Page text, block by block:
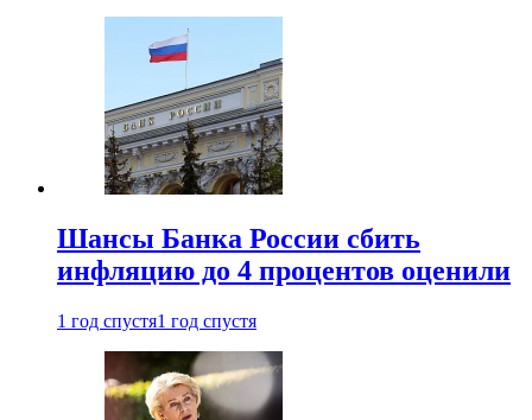
Шансы Банка России сбить
инфляцию до 4 процентов оценили
1 год спустя1 год спустя